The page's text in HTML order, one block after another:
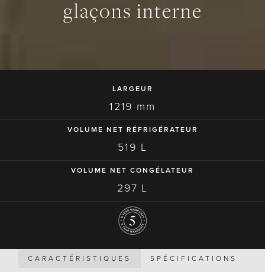
glaçons interne
LARGEUR
1219 mm
VOLUME NET RÉFRIGÉRATEUR
519 L
VOLUME NET CONGÉLATEUR
297 L
CARACTÉRISTIQUES SPÉCIFICATIONS